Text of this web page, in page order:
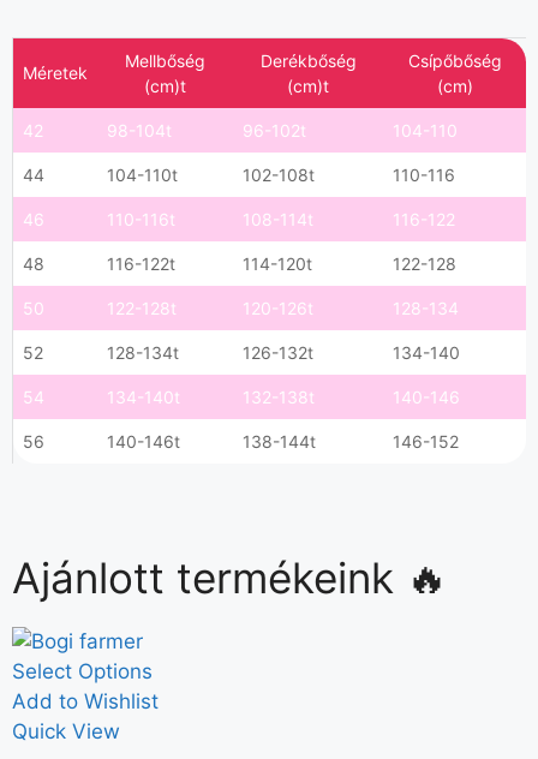
Méretek
Mellbőség
(cm)t
Derékbőség
(cm)t
Csípőbőség
(cm)
42 98-104t 96-102t 104-110
44 104-110t 102-108t 110-116
46 110-116t 108-114t 116-122
48 116-122t 114-120t 122-128
50 122-128t 120-126t 128-134
52 128-134t 126-132t 134-140
54 134-140t 132-138t 140-146
56 140-146t 138-144t 146-152
Ajánlott termékeink 🔥
Select Options
Add to Wishlist
Quick View